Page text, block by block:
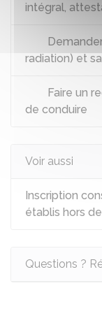
intégral,
radiation) et
Faire un
de conduire
Voir aussi
Inscription
établis hors
Questions ?